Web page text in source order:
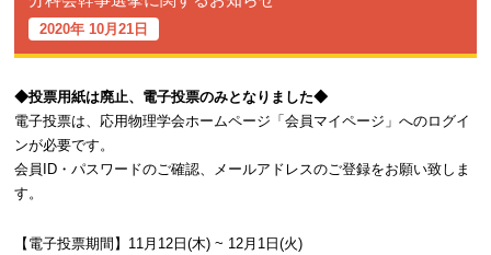
2020年 10月21日
◆投票用紙は廃止、電子投票のみとなりました◆
電子投票は、応用物理学会ホームページ「会員マイページ」へのログイ
ンが必要です。
会員ID・パスワードのご確認、メールアドレスのご登録をお願い致しま
す。
【電子投票期間】11月12日(木) ~ 12月1日(火)